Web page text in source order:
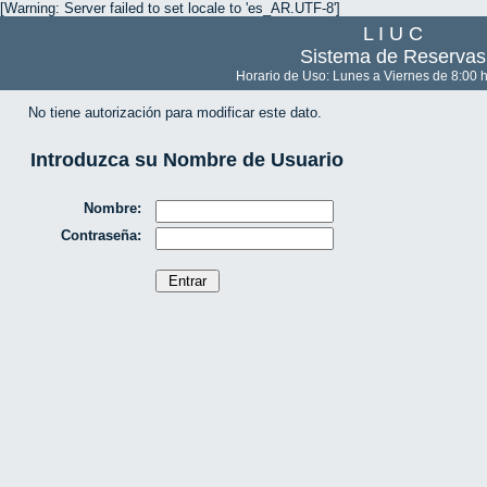
[Warning: Server failed to set locale to 'es_AR.UTF-8']
L I U C
Sistema de Reservas
Horario de Uso: Lunes a Viernes de 8:00
No tiene autorización para modificar este dato.
Introduzca su Nombre de Usuario
Nombre:
Contraseña: